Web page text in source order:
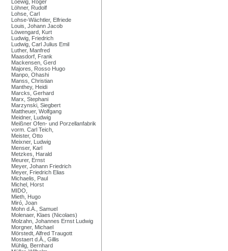
Loewig, Roger
Löhner, Rudolf
Lohse, Carl
Lohse-Wächtler, Elfriede
Louis, Johann Jacob
Löwengard, Kurt
Ludwig, Friedrich
Ludwig, Carl Julius Emil
Luther, Manfred
Maasdorf, Frank
Mackensen, Gerd
Majores, Rosso Hugo
Manpo, Ohashi
Manss, Christian
Manthey, Heidi
Marcks, Gerhard
Marx, Stephani
Marzynski, Siegbert
Mattheuer, Wolfgang
Meidner, Ludwig
Meißner Ofen- und Porzellanfabrik
vorm. Carl Teich,
Meister, Otto
Meixner, Ludwig
Menser, Karl
Metzkes, Harald
Meurer, Ernst
Meyer, Johann Friedrich
Meyer, Friedrich Elias
Michaelis, Paul
Michel, Horst
MIDO,
Mieth, Hugo
Miró, Joan
Mohn d.Ä., Samuel
Molenaer, Klaes (Nicolaes)
Molzahn, Johannes Ernst Ludwig
Morgner, Michael
Mörstedt, Alfred Traugott
Mostaert d.Ä., Gillis
Mühlig, Bernhard